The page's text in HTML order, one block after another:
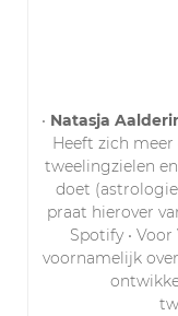
• Natasja
Heeft zich
tweelingzielen
doet
praat hierover
Spotify •
voornamelijk